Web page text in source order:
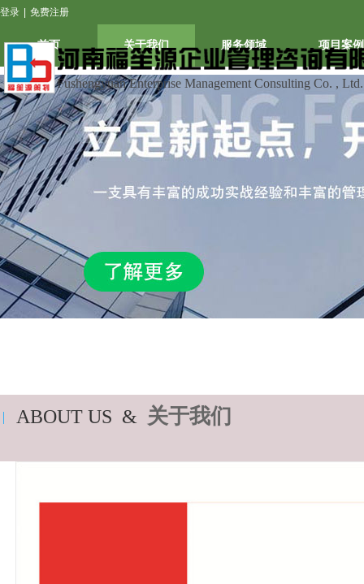
Fushengyuan Enterprise Management Consulting Co. , Ltd.
登录 免费注册
首页 关于我们 服务领域 项目案例
ABOUT US & 关于我们